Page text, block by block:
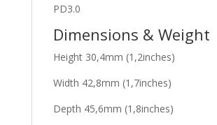
PD3.0
Dimensions & Weight
Height 30,4mm (1,2inches)
Width 42,8mm (1,7inches)
Depth 45,6mm (1,8inches)